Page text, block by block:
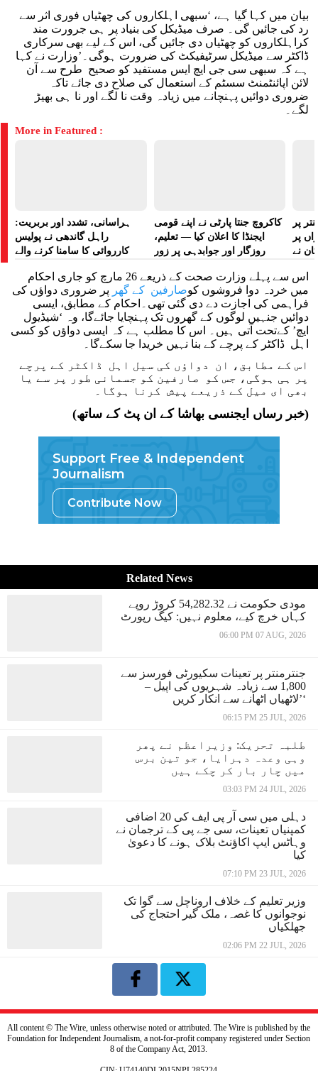
بیان میں کہا گیا ہے، ‘سبھی اہلکاروں کی چھٹیاں فوری اثر سے
رد کی جائیں گی۔ صرف میڈیکل کی بنیاد پر ہی جرورت مند
کراہلکاروں کو چھٹیاں دی جائیں گی، اس کے لیے بھی سرکاری
ڈاکٹر سے میڈیکل سرٹیفیکٹ کی ضرورت ہوگی۔’وزارت نے کہا
ہے کہ سبھی سی جی ایچ ایس مستفید کو صحیح طرح سے آن
لائن اپائنٹمنٹ سسٹم کے استعمال کی صلاح دی جائے تاکہ
ضروری دوائیں پہنچانے میں زیادہ وقت نا لگے اور نا ہی بھیڑ
لگے۔
More in Featured :
ہراسانی، تشدد اور بربریت:
راہل گاندھی نے پولیس
کارروائی کا سامنا کرنے والے
کاکروچ جنتا پارٹی نے اپنے قومی
ایجنڈا کا اعلان کیا — تعلیم،
روزگار اور جوابدہی پر زور
پر
پر
نے
اس سے پہلے وزارت صحت کے ذریعے 26 مارچ کو جاری احکام
میں خردہ دوا فروشوں کوصارفین کے گھر پر ضروری دواؤں کی
فراہمی کی اجازت دے دی گئی تھی۔احکام کے مطابق، ایسی
دوائیں جنہیں لوگوں کے گھروں تک پہنچایا جائےگا، وہ ‘شیڈیول
ایچ’ کےتحت آتی ہیں۔ اس کا مطلب ہے کہ ایسی دواؤں کو کسی
اہل ڈاکٹر کے پرچے کے بنا نہیں خریدا جا سکےگا۔
اس کے مطابق، ان دواؤں کی سیل اہل ڈاکٹر کے پرچے
پر ہی ہوگی، جس کو صارفین کو جسمانی طور پر سے یا
بھی ای میل کے ذریعے پیش کرنا ہوگا۔
(خبر رساں ایجنسی بھاشا کے ان پٹ کے ساتھ)
Support Free & Independent
Journalism
Contribute Now
Related News
مودی حکومت نے 54,282.32 کروڑ روپے
کہاں خرچ کیے، معلوم نہیں: کیگ رپورٹ
06:00 PM 07 AUG, 2026
جنترمنتر پر تعینات سکیورٹی فورسز سے
1,800 سے زیادہ شہریوں کی اپیل –
’لاٹھیاں اٹھانے سے انکار کریں‘
06:15 PM 25 JUL, 2026
طلبہ تحریک: وزیراعظم نے پھر
وہی وعدہ دہرایا، جو تین برس
میں چار بار کر چکے ہیں
03:03 PM 24 JUL, 2026
دہلی میں سی آر پی ایف کی 20 اضافی
کمپنیاں تعینات، سی جے پی کے ترجمان نے
وہاٹس ایپ اکاؤنٹ بلاک ہونے کا دعویٰ
کیا
07:10 PM 23 JUL, 2026
وزیر تعلیم کے خلاف اروناچل سے گوا تک
نوجوانوں کا غصہ، ملک گیر احتجاج کی
جھلکیاں
02:06 PM 22 JUL, 2026
All content © The Wire, unless otherwise noted or attributed. The Wire is published by the
Foundation for Independent Journalism, a not-for-profit company registered under Section
8 of the Company Act, 2013.